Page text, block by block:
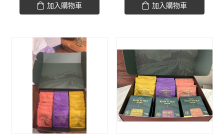
加入購物車 加入購物車